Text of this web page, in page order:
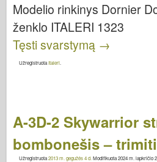
Modelio rinkinys Dornier
ženklo ITALERI 1323
Tęsti svarstymą →
UžregistruotaItaleri
A-3D-2 Skywarrior
bombonešis –
Užregistruota2013 m. gegužės 4 d. Modifikuota2024 m. lapkričio